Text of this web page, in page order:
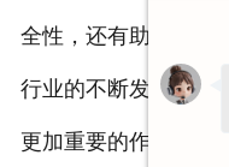
全性，还有助于提高
行业的不断发展和进
更加重要的作用，为